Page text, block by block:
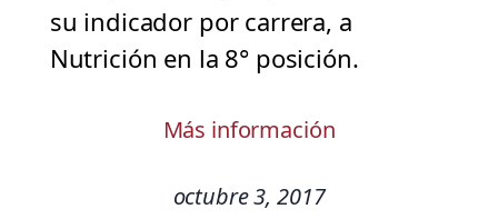
su indicador por carrera, a
Nutrición en la 8° posición.
Más información
octubre 3, 2017